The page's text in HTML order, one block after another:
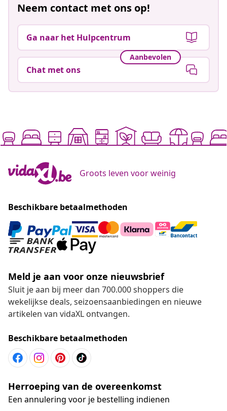
Neem contact met ons op!
Ga naar het Hulpcentrum
Aanbevolen
Chat met ons
Groots leven voor weinig
Beschikbare betaalmethoden
Meld je aan voor onze nieuwsbrief
Sluit je aan bij meer dan 700.000 shoppers die
wekelijkse deals, seizoensaanbiedingen en nieuwe
artikelen van vidaXL ontvangen.
Beschikbare betaalmethoden
Herroeping van de overeenkomst
Een annulering voor je bestelling indienen